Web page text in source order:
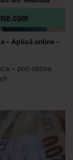
– Aplică online –
– poți obține